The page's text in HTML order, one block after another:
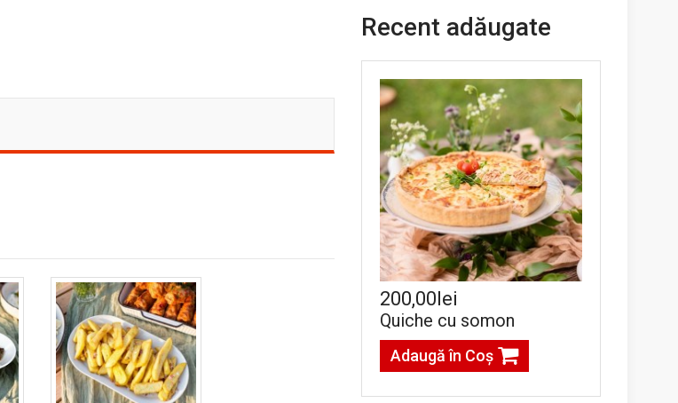
Recent adăugate
200,00lei
Quiche cu somon
Adaugă în Coş